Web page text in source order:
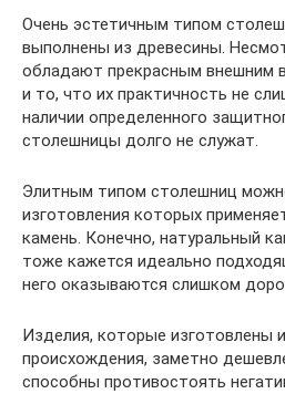
Очень эстетичным типом
выполнены из древесины.
обладают прекрасным внешним
и то, что их практичность не
наличии определенного
столешницы долго не служат.
Элитным типом столешниц
изготовления которых
камень. Конечно, натуральный
тоже кажется идеально
него оказываются слишком
Изделия, которые изготовлены
происхождения, заметно
способны противостоять